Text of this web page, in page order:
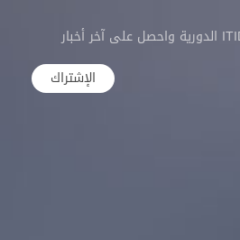
اشترك الآن في نشرة ITIDA الدورية واحصل على آخر أخبار
الإشتراك